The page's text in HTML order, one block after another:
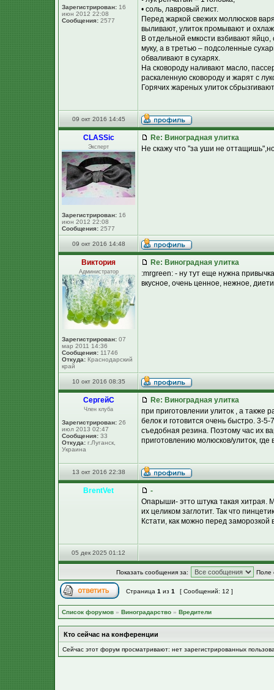
Зарегистрирован: 16
июн 2012 22:08
Сообщения: 2577
• соль, лавровый лист.
Перед жаркой свежих моллюсков
выливают, улиток промывают и
В отдельной емкости взбивают
муку, а в третью – подсоленные
обваливают в сухарях.
На сковороду наливают масло,
раскаленную сковороду и жарят с
Горячих жареных улиток
09 окт 2016 14:45
CLASSic
Эксперт
Зарегистрирован: 16
июн 2012 22:08
Сообщения: 2577
Re: Виноградная улитка
Не скажу что "за уши не
09 окт 2016 14:48
Виктория
Администратор
Зарегистрирован: 07
мар 2011 14:36
Сообщения: 11746
Откуда: Краснодарский
край
Re: Виноградная улитка
:mrgreen: - ну тут еще нужна
вкусное, очень ценное, нежное,
10 окт 2016 08:35
СергейC
Член клуба
Зарегистрирован: 26
июл 2013 02:47
Сообщения: 33
Откуда: г.Луганск,
Украина
Re: Виноградная улитка
при приготовлении улиток , а также
белок и готовится очень быстро. 3-
съедобная резина. Поэтому час их
приготовлению молюсков/улиток,
13 окт 2016 22:38
BrentVet
-
Опарыши- этто штука такая хитрая.
их целиком заглотит. Так что
Кстати, как можно перед
05 дек 2025 01:12
Показать сообщения за: Поле
Страница 1 из 1 [ Сообщений: 12 ]
Список форумов » Виноградарство » Вредители
Кто сейчас на конференции
Сейчас этот форум просматривают: нет зарегистрированных